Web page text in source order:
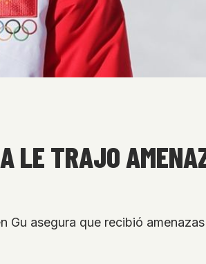
LE TRAJO
asegura que recibió